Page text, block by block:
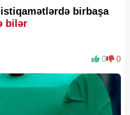
birbaşa
bilər
0 0